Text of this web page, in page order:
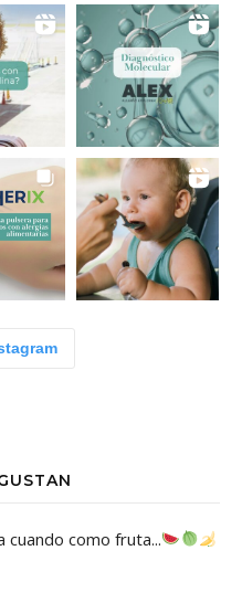
cuando como fruta...